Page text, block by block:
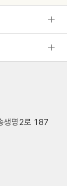
생명2로 187